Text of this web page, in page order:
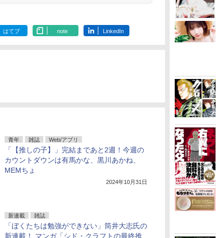
はてブ note LinkedIn
青年 雑誌 Web/アプリ
「【推しの子】」完結まであと2週！今週の
カウントダウンは有馬かな、黒川あかね、
MEMちょ
2024年10月31日
新連載 雑誌
「ぼくたちは勉強ができない」筒井大志氏の
新連載！ マンガ「シド・クラフトの最終推